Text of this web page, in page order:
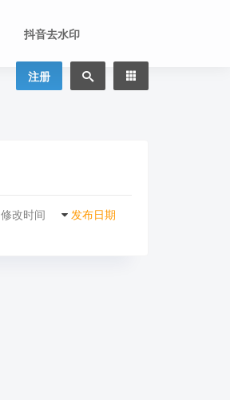
抖音去水印
注册
发布日期
修改时间